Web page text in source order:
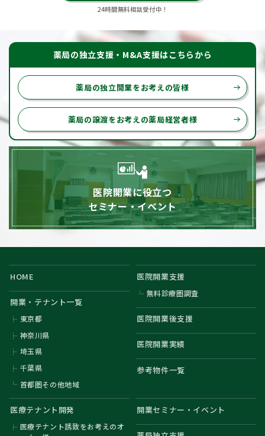
24時間無料相談受付中！
薬局の独立支援・M&A支援はこちらから
薬局の独立開業をお考えの皆様 east
薬局の譲渡をお考えの薬局経営者様 east
医院開業に役立つ
セミナー・イベント
HOME
開業・テナント一覧
東京都
神奈川県
埼玉県
千葉県
首都圏その他地域
医院開業支援
無料診療圏調査
医院開業後支援
医院開業実績
参考物件一覧
医療テナント開発
医療テナント誘致をお考えのオ
開業セミナー・イベント